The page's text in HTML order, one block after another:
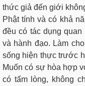
thức giả đến giới
Phật tính và có khả
đều có tác dụng
và hành đạo. Làm
sống hiện thực trước
Muốn có sự hòa hợp
có tấm lòng, không